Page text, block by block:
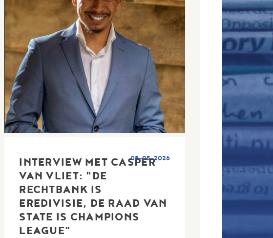
INTERVIEW MET CASPER
VAN VLIET: "DE
RECHTBANK IS
EREDIVISIE, DE RAAD VAN
STATE IS CHAMPIONS
LEAGUE"
08-05-2026